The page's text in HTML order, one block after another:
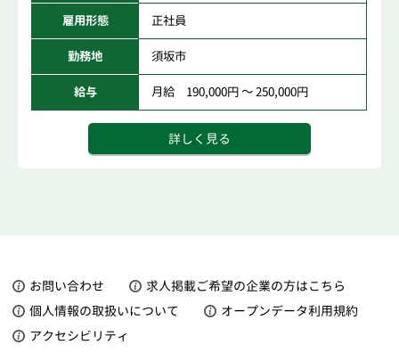
雇用形態 正社員
勤務地 須坂市
給与 月給 190,000円 ～ 250,000円
詳しく見る
お問い合わせ
求人掲載ご希望の企業の方はこちら
個人情報の取扱いについて
オープンデータ利用規約
アクセシビリティ